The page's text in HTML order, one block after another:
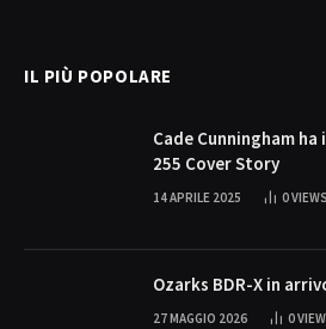
IL PIÙ POPOLARE
Cade Cunningham
255 Cover Story
14 APRILE 2025 0VIEWS
Ozarks BDR-X in
27 MAGGIO 2026 0